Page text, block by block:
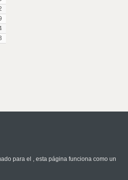
para el , esta página funciona como un